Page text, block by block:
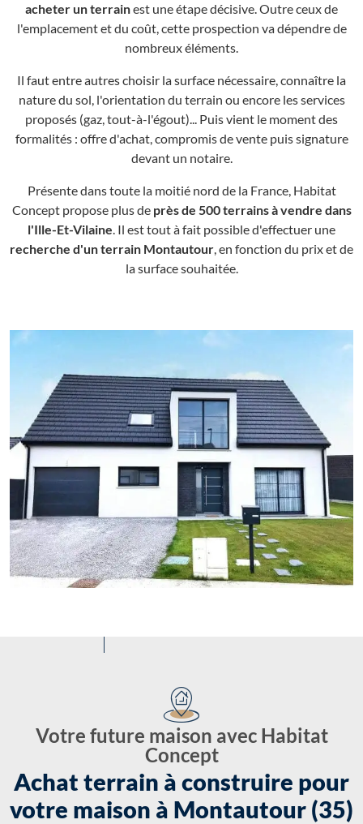
acheter un terrainest une étape décisive. Outre ceux de
l'emplacement et du coût, cette prospection va dépendre de
nombreux éléments.
Il faut entre autres choisir la surface nécessaire, connaître la
nature du sol, l'orientation du terrain ou encore les services
proposés (gaz, tout-à-l'égout)... Puis vient le moment des
formalités : offre d'achat, compromis de vente puis signature
devant un notaire.
Présente dans toute la moitié nord de la France, Habitat
Concept propose plus de près de 500 terrains à vendre dans
l'Ille-Et-Vilaine. Il est tout à fait possible d'effectuer une
recherche d'un terrain Montautour, en fonction du prix et de
la surface souhaitée.
Votre future maison avec Habitat
Concept
Achat terrain à construire pour
votre maison à Montautour (35)